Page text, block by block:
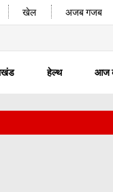
खेल अजब गजब
हेल्थ आज